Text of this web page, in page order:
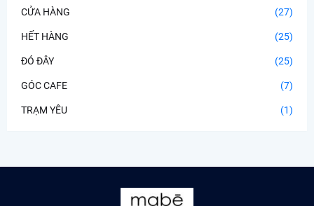
CỬA HÀNG (27)
HẾT HÀNG (25)
ĐÓ ĐÂY (25)
GÓC CAFE (7)
TRẠM YÊU (1)